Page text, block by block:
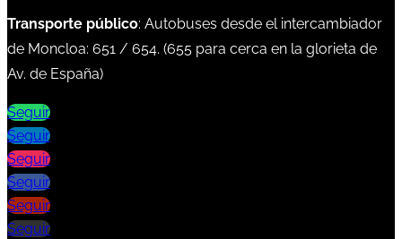
Transporte público: Autobuses desde el intercambiador
de Moncloa: 651 / 654. (655 para cerca en la glorieta de
Av. de España)
Seguir
Seguir
Seguir
Seguir
Seguir
Seguir